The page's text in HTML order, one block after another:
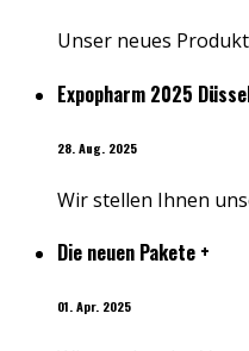
Unser neues
Expopharm 2025
28. Aug. 2025
Wir stellen Ihnen
Die neuen Pakete +
01. Apr. 2025